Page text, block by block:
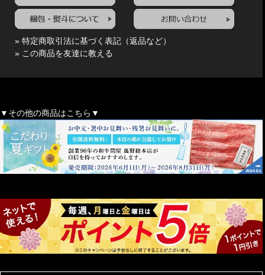
» 特定商取引法に基づく表記（返品など）
» この商品を友達に教える
▼その他の商品はこちら▼